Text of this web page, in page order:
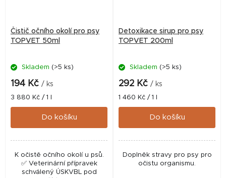
Čistič očního okolí pro psy
TOPVET 50ml
Skladem (>5 ks)
194 Kč / ks
Měrná
cena:
3 880 Kč / 1 l
Do košíku
K očistě očního okolí u psů.
✅ Veterinární přípravek
schválený ÚSKVBL pod
Detoxikace sirup pro psy
TOPVET 200ml
Skladem (>5 ks)
292 Kč / ks
Měrná
cena:
1 460 Kč / 1 l
Do košíku
Doplněk stravy pro psy pro
očistu organismu.